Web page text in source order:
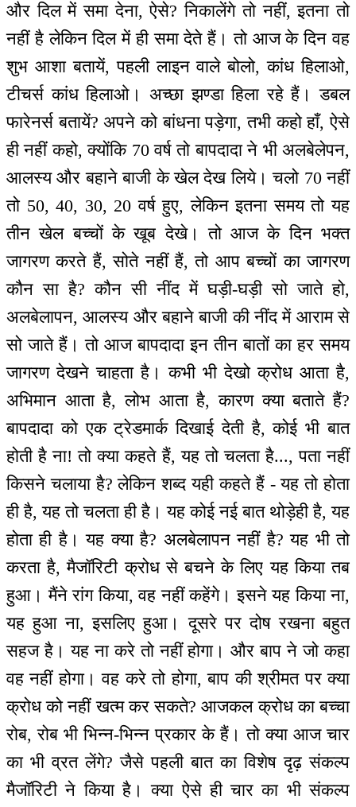
और दिल में समा देना, ऐसे? निकालेंगे तो नहीं, इतना तो
नहीं है लेकिन दिल में ही समा देते हैं। तो आज के दिन वह
शुभ आशा बतायें, पहली लाइन वाले बोलो, कांध हिलाओ,
टीचर्स कांध हिलाओ। अच्छा झण्डा हिला रहे हैं। डबल
फारेनर्स बतायें? अपने को बांधना पड़ेगा, तभी कहो हाँ, ऐसे
ही नहीं कहो, क्योंकि 70 वर्ष तो बापदादा ने भी अलबेलेपन,
आलस्य और बहाने बाजी के खेल देख लिये। चलो 70 नहीं
तो 50, 40, 30, 20 वर्ष हुए, लेकिन इतना समय तो यह
तीन खेल बच्चों के खूब देखे। तो आज के दिन भक्त
जागरण करते हैं, सोते नहीं हैं, तो आप बच्चों का जागरण
कौन सा है? कौन सी नींद में घड़ी-घड़ी सो जाते हो,
अलबेलापन, आलस्य और बहाने बाजी की नींद में आराम से
सो जाते हैं। तो आज बापदादा इन तीन बातों का हर समय
जागरण देखने चाहता है। कभी भी देखो क्रोध आता है,
अभिमान आता है, लोभ आता है, कारण क्या बताते हैं?
बापदादा को एक ट्रेडमार्क दिखाई देती है, कोई भी बात
होती है ना! तो क्या कहते हैं, यह तो चलता है..., पता नहीं
किसने चलाया है? लेकिन शब्द यही कहते हैं - यह तो होता
ही है, यह तो चलता ही है। यह कोई नई बात थोड़ेही है, यह
होता ही है। यह क्या है? अलबेलापन नहीं है? यह भी तो
करता है, मैजॉरिटी क्रोध से बचने के लिए यह किया तब
हुआ। मैंने रांग किया, वह नहीं कहेंगे। इसने यह किया ना,
यह हुआ ना, इसलिए हुआ। दूसरे पर दोष रखना बहुत
सहज है। यह ना करे तो नहीं होगा। और बाप ने जो कहा
वह नहीं होगा। वह करे तो होगा, बाप की श्रीमत पर क्या
क्रोध को नहीं खत्म कर सकते? आजकल क्रोध का बच्चा
रोब, रोब भी भिन्न-भिन्न प्रकार के हैं। तो क्या आज चार
का भी व्रत लेंगे? जैसे पहली बात का विशेष दृढ़ संकल्प
मैजॉरिटी ने किया है। क्या ऐसे ही चार का भी संकल्प